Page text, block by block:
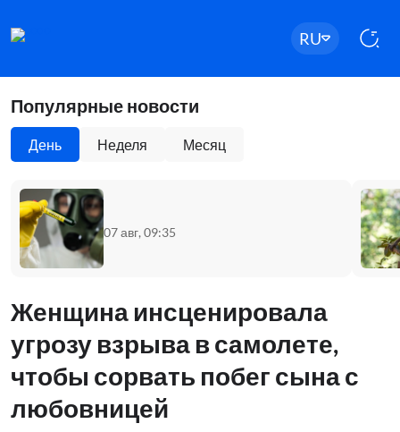
RU
Популярные новости
День Неделя Месяц
07 авг, 09:35
Женщина инсценировала
угрозу взрыва в самолете,
чтобы сорвать побег сына с
любовницей